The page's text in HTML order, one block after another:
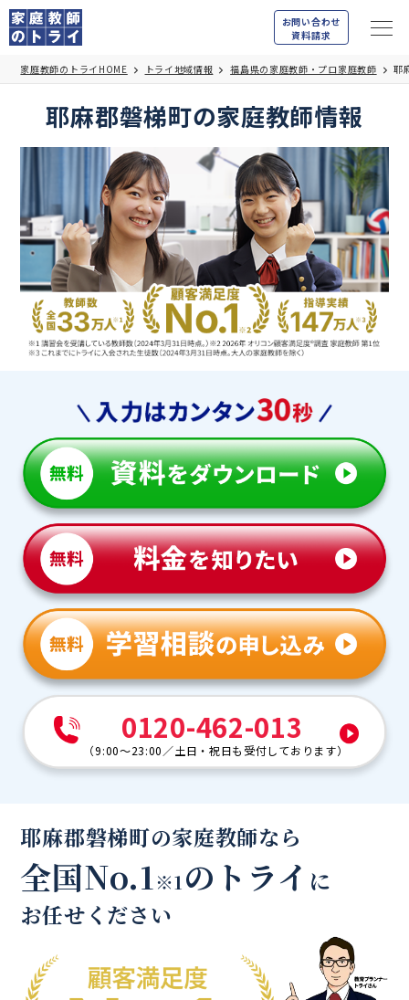
お問い合わせ
資料請求
家庭教師のトライHOME トライ地域情報 福島県の家庭教師・プロ家庭教師 耶
耶麻郡磐梯町の家庭教師情報
0120-462-013
（9:00～23:00／土日・祝日も受付しております）
耶麻郡磐梯町の家庭教師なら
全国No.1※1のトライ に
お任せください